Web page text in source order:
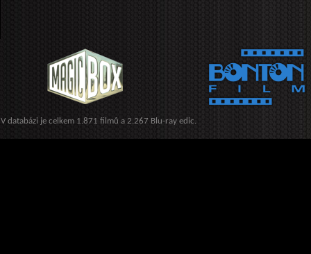
V databázi je celkem 1.871 filmů a 2.267 Blu-ray edic.